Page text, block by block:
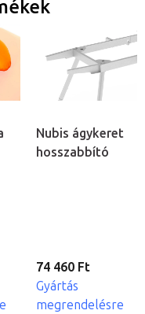
Nubis ágykeret
hosszabbító
74 460 Ft
Gyártás
megrendelésre